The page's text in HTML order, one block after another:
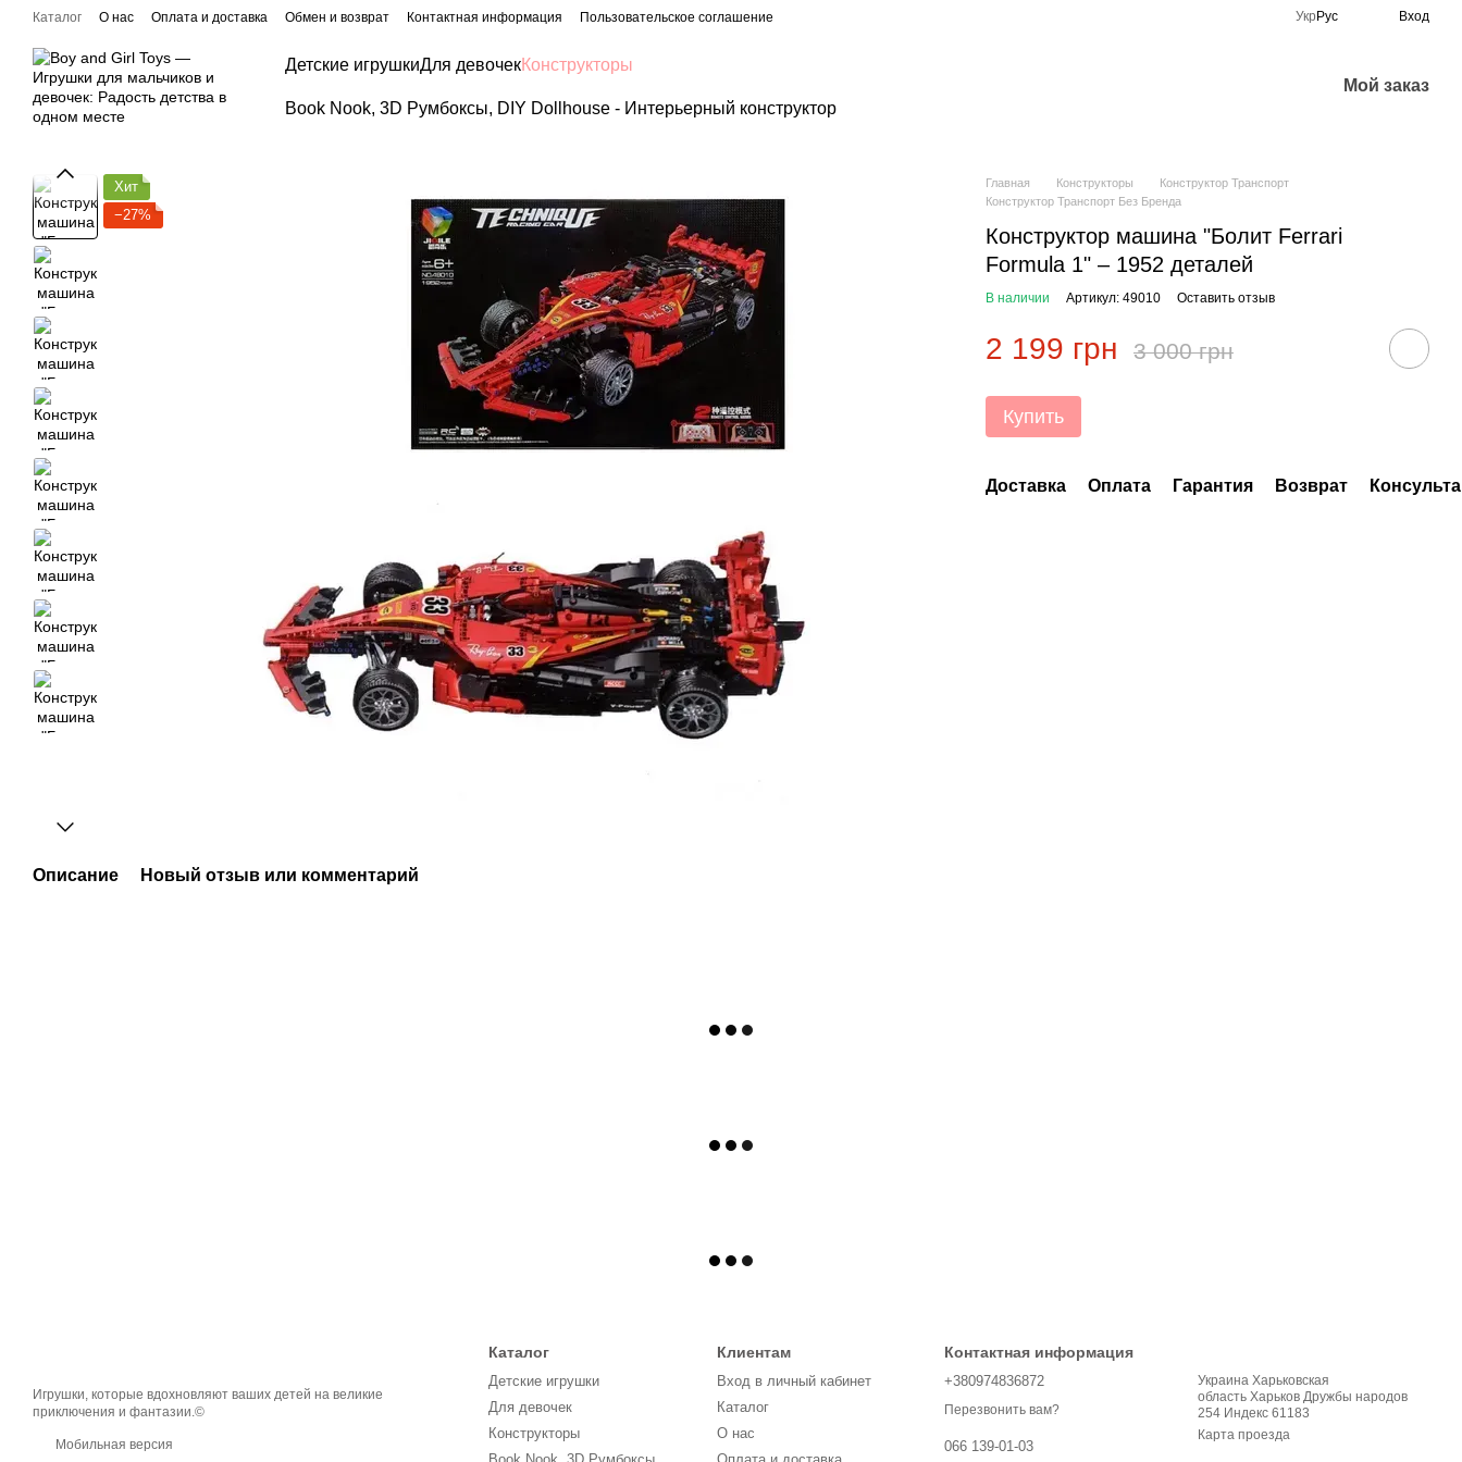
Перейти к основному контенту
Каталог О нас Оплата и доставка Обмен и возврат Контактная информация Пользовательское соглашение Укр Рус Вход
Детские игрушкиДля девочекКонструкторы
Book Nook, 3D Румбоксы, DIY Dollhouse - Интерьерный конструктор
Мой заказ
Хит
−27%
Описание Новый отзыв или комментарий
Главная Конструкторы
Конструктор Транспорт
Конструктор Транспорт Без Бренда
Конструктор машина "Болит Ferrari
Formula 1" – 1952 деталей
В наличии Артикул: 49010 Оставить отзыв
2 199 грн 3 000 грн
Купить
Доставка Оплата Гарантия Возврат
Игрушки, которые вдохновляют ваших детей на великие
приключения и фантазии.©
Мобильная версия
Каталог
Детские игрушки
Для девочек
Конструкторы
Клиентам
Вход в личный кабинет
Каталог
О нас
Контактная информация
+380974836872
Перезвонить вам?
066 139-01-03
Украина Харьковская
область Харьков Дружбы народов
254 Индекс 61183
Карта проезда